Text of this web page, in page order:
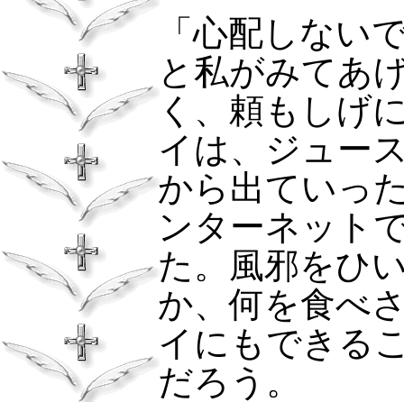
「心配しない
と私がみてあ
く、頼もしげ
イは、ジュー
から出ていっ
ンターネット
た。風邪をひ
か、何を食べ
イにもできる
だろう。